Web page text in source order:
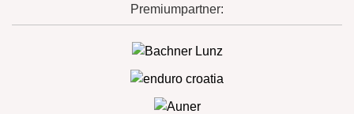
Premiumpartner: